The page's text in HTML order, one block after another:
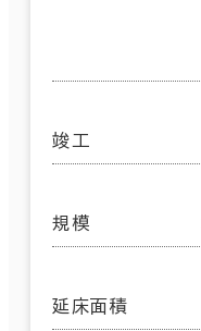
竣工
規模
延床面積